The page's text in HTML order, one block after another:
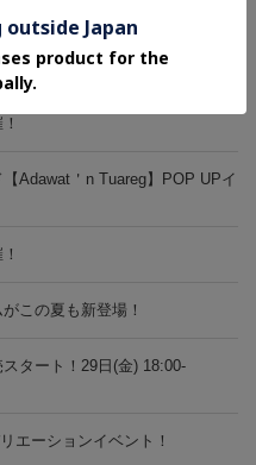
】GET！
Adawat＇n Tuareg】POP UPイ
この夏も新登場！
タート！29日(金) 18:00-
エーションイベント！